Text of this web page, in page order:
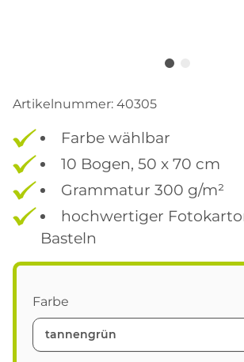
Artikelnummer: 40305
Farbe wählbar
10 Bogen, 50 x 70 cm
Grammatur 300 g/m²
hochwertiger
Basteln
Farbe
tannengrün